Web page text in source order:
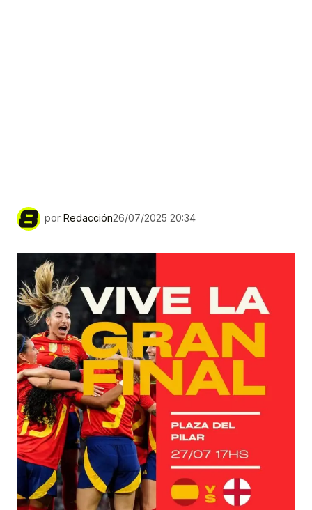
por Redacción26/07/2025 20:34